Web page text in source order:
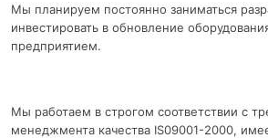
Мы планируем постоянно заниматься
инвестировать в обновление
предприятием.
Мы работаем в строгом соответствии с
менеджмента качества IS09001-2000,